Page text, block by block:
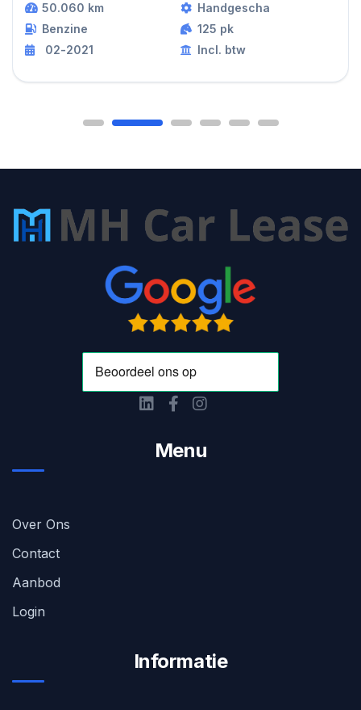
50.060 km
Benzine
02-2021
Handgescha
125 pk
Incl. btw
Menu
Over Ons
Contact
Aanbod
Login
Informatie